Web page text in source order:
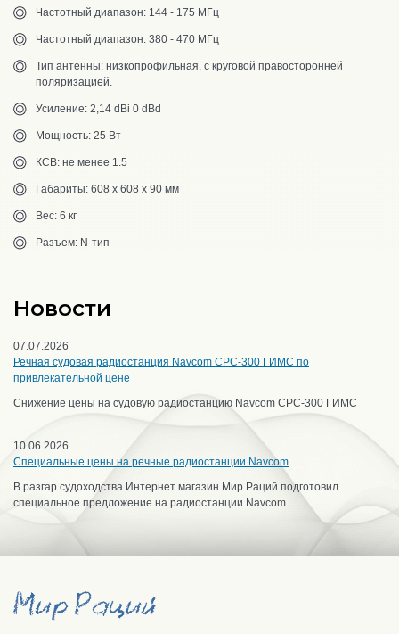
Частотный диапазон: 144 - 175 МГц
Частотный диапазон: 380 - 470 МГц
Тип антенны: низкопрофильная, с круговой правосторонней
поляризацией.
Усиление: 2,14 dBi 0 dBd
Мощность: 25 Вт
КСВ: не менее 1.5
Габариты: 608 х 608 х 90 мм
Вес: 6 кг
Разъем: N-тип
Новости
07.07.2026
Речная судовая радиостанция Navcom CPC-300 ГИМС по
привлекательной цене
Снижение цены на судовую радиостанцию Navcom CPC-300 ГИМС
10.06.2026
Специальные цены на речные радиостанции Navcom
В разгар судоходства Интернет магазин Мир Раций подготовил
специальное предложение на радиостанции Navcom